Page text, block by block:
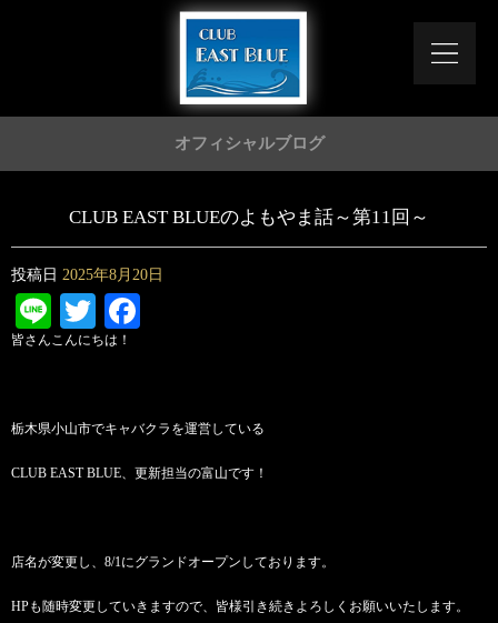
オフィシャルブログ
CLUB EAST BLUEのよもやま話～第11回～
投稿日 2025年8月20日
LineTwitter
皆さんこんにちは！
栃木県小山市でキャバクラを運営している
CLUB EAST BLUE、更新担当の富山です！
店名が変更し、8/1にグランドオープンしております。
HPも随時変更していきますので、皆様引き続きよろしくお願いいたします。